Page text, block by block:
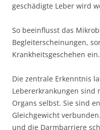
geschädigte Leber wird
So beeinflusst das
Begleiterscheinungen,
Krankheitsgeschehen ein.
Die zentrale Erkenntnis
Lebererkrankungen sind
Organs selbst. Sie sind
Gleichgewicht
und die Darmbarriere